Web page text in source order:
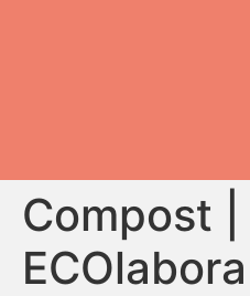
Compost |
ECOlabora